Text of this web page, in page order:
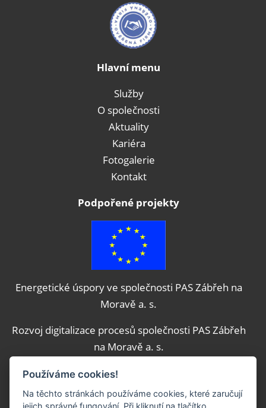
Hlavní menu
Služby
O společnosti
Aktuality
Kariéra
Fotogalerie
Kontakt
Podpořené projekty
Energetické úspory ve společnosti PAS Zábřeh na
Moravě a. s.
Rozvoj digitalizace procesů společnosti PAS Zábřeh
na Moravě a. s.
Objednat servis online
Přejete si servis pro Vaše nákladní nebo osobní
Používáme cookies!
Na těchto stránkách používáme cookies, které zaručují
jejich správné fungování. Při kliknutí na tlačítko